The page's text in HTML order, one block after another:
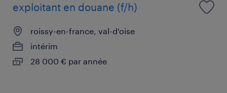
exploitant en douane (f/h)
roissy-en-france, val-d'oise
intérim
28 000 € par année